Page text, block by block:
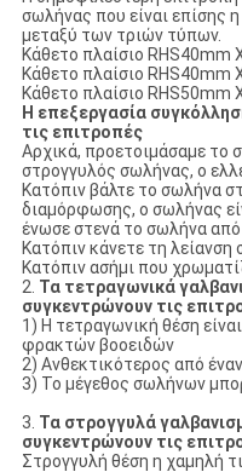
σωλήνας που είναι επίσης
μεταξύ των τριών τύπων.
Κάθετο πλαίσιο RHS40mm
Κάθετο πλαίσιο RHS40mm
Κάθετο πλαίσιο RHS50mm
Η επεξεργασία
τις επιτροπές
Αρχικά, προετοιμάσαμε το
στρογγυλός σωλήνας, ο
Κατόπιν βάλτε το σωλήνα
διαμόρφωσης, ο σωλήνας
ένωσε στενά το σωλήνα από
Κατόπιν κάνετε τη λείανση
Κατόπιν ασήμι που
2. Τα τετραγωνικά
συγκεντρώνουν τις
1) Η τετραγωνική θέση
φρακτών βοοειδών
2) Ανθεκτικότερος από
3) Το μέγεθος σωλήνων
3. Τα στρογγυλά
συγκεντρώνουν τις
Στρογγυλή θέση η χαμηλή